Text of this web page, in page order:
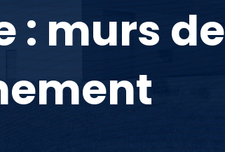
: murs de